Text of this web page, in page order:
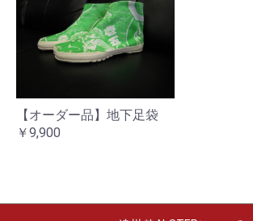
【オーダー品】地下足袋
￥9,900
お買い物を続ける